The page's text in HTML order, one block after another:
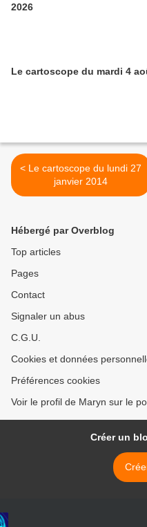
2026
Le cartoscope du mardi 4
< Le cartoscope du lundi 27
janvier 2014
Hébergé par Overblog
Top articles
Pages
Contact
Signaler un abus
C.G.U.
Cookies et données
Préférences cookies
Voir le profil de Maryn sur le
Créer un